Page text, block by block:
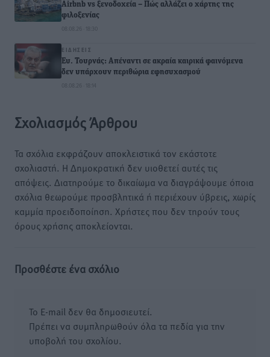
Airbnb vs ξενοδοχεία – Πώς αλλάζει ο χάρτης της
φιλοξενίας
08.08.26 · 18:30
ΕΙΔΉΣΕΙΣ
Ευ. Τουρνάς: Απέναντι σε ακραία καιρικά φαινόμενα
δεν υπάρχουν περιθώρια εφησυχασμού
08.08.26 · 18:14
Σχολιασμός Άρθρου
Τα σχόλια εκφράζουν αποκλειστικά τον εκάστοτε
σχολιαστή. Η Δημοκρατική δεν υιοθετεί αυτές τις
απόψεις. Διατηρούμε το δικαίωμα να διαγράψουμε όποια
σχόλια θεωρούμε προσβλητικά ή περιέχουν ύβρεις, χωρίς
καμμία προειδοποίηση. Χρήστες που δεν τηρούν τους
όρους χρήσης αποκλείονται.
Προσθέστε ένα σχόλιο
Το E-mail δεν θα δημοσιευτεί.
Πρέπει να συμπληρωθούν όλα τα πεδία για την
υποβολή του σχολίου.